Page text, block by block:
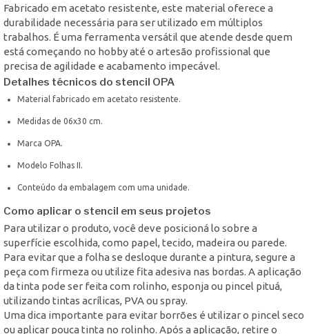
Fabricado em acetato resistente, este material oferece a
durabilidade necessária para ser utilizado em múltiplos
trabalhos. É uma ferramenta versátil que atende desde quem
está começando no hobby até o artesão profissional que
precisa de agilidade e acabamento impecável.
Detalhes técnicos do stencil OPA
Material fabricado em acetato resistente.
Medidas de 06x30 cm.
Marca OPA.
Modelo Folhas II.
Conteúdo da embalagem com uma unidade.
Como aplicar o stencil em seus projetos
Para utilizar o produto, você deve posicioná lo sobre a
superfície escolhida, como papel, tecido, madeira ou parede.
Para evitar que a folha se desloque durante a pintura, segure a
peça com firmeza ou utilize fita adesiva nas bordas. A aplicação
da tinta pode ser feita com rolinho, esponja ou pincel pituá,
utilizando tintas acrílicas, PVA ou spray.
Uma dica importante para evitar borrões é utilizar o pincel seco
ou aplicar pouca tinta no rolinho. Após a aplicação, retire o